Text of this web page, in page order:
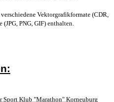
Vektorgrafikformate (CDR,
PNG, GIF) enthalten.
Sport Klub "Marathon" Korneuburg